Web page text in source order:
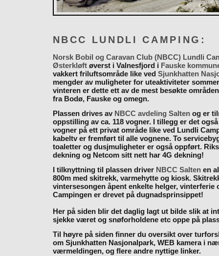
NBCC LUNDLI CAMPING:
Norsk Bobil og Caravan Club (NBCC) Lundli
Østerkløftøverst i Valnesfjord i Fauske
vakkert friluftsområde like ved Sjunkhatten
mengder av muligheter for uteaktiviteter
vinteren er dette ett av de mest besøkte
fra Bodø, Fauske og omegn.
Plassen drives av NBCC avdeling Saltenog er
oppstilling av ca. 118 vogner. I tillegg er det
vogner på ett privat område like ved Lundli
kabeltv er fremført til alle vognene. To
toaletter og dusjmuligheter er også oppført.
dekning og Netcom sitt nett har 4G dekning!
I tilknyttning til plassen driver NBCC Saltenen
800m med skitrekk, varmehytte og kiosk.
vintersesongen åpent enkelte helger, vinterferie
Campingen er drevet på dugnadsprinsippet!
Her på siden blir det daglig lagt ut bilde slik at
sjekke været og snøforholdene etc oppe på
Til høyre på siden finner du oversikt over
om Sjunkhatten Nasjonalpark, WEB kamera i
værmeldingen, og flere andre nyttige linker.